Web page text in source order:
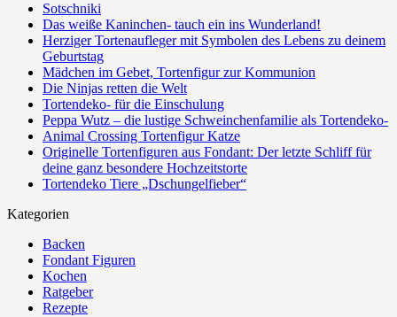
Sotschniki
Das weiße Kaninchen- tauch ein ins Wunderland!
Herziger Tortenaufleger mit Symbolen des Lebens zu deinem
Geburtstag
Mädchen im Gebet, Tortenfigur zur Kommunion
Die Ninjas retten die Welt
Tortendeko- für die Einschulung
Peppa Wutz – die lustige Schweinchenfamilie als Tortendeko-
Animal Crossing Tortenfigur Katze
Originelle Tortenfiguren aus Fondant: Der letzte Schliff für
deine ganz besondere Hochzeitstorte
Tortendeko Tiere „Dschungelfieber“
Kategorien
Backen
Fondant Figuren
Kochen
Ratgeber
Rezepte